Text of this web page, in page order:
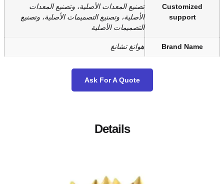
المعدات الأصلية، وتصنيع المعدات
وتصنيع التصميمات الأصلية، وتصنيع
تشانغ